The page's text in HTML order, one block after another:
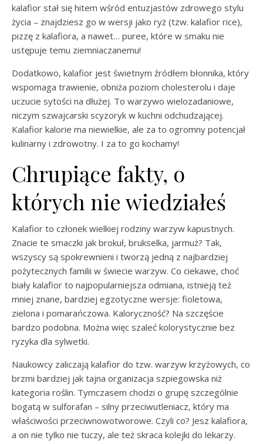
kalafior stał się hitem wśród entuzjastów zdrowego stylu
życia – znajdziesz go w wersji jako ryż (tzw. kalafior rice),
pizzę z kalafiora, a nawet… puree, które w smaku nie
ustępuje temu ziemniaczanemu!
Dodatkowo, kalafior jest świetnym źródłem błonnika, który
wspomaga trawienie, obniża poziom cholesterolu i daje
uczucie sytości na dłużej. To warzywo wielozadaniowe,
niczym szwajcarski scyzoryk w kuchni odchudzającej.
Kalafior kalorie ma niewielkie, ale za to ogromny potencjał
kulinarny i zdrowotny. I za to go kochamy!
Chrupiące fakty, o
których nie wiedziałeś
Kalafior to członek wielkiej rodziny warzyw kapustnych.
Znacie te smaczki jak brokuł, brukselka, jarmuż? Tak,
wszyscy są spokrewnieni i tworzą jedną z najbardziej
pożytecznych familii w świecie warzyw. Co ciekawe, choć
biały kalafior to najpopularniejsza odmiana, istnieją też
mniej znane, bardziej egzotyczne wersje: fioletowa,
zielona i pomarańczowa. Kaloryczność? Na szczęście
bardzo podobna. Można więc szaleć kolorystycznie bez
ryzyka dla sylwetki.
Naukowcy zaliczają kalafior do tzw. warzyw krzyżowych, co
brzmi bardziej jak tajna organizacja szpiegowska niż
kategoria roślin. Tymczasem chodzi o grupę szczególnie
bogatą w sulforafan – silny przeciwutleniacz, który ma
właściwości przeciwnowotworowe. Czyli co? Jesz kalafiora,
a on nie tylko nie tuczy, ale też skraca kolejki do lekarzy.